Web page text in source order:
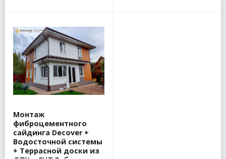
Монтаж
фиброцементного
сайдинга Decover +
Водосточной системы
+ Террасной доски из